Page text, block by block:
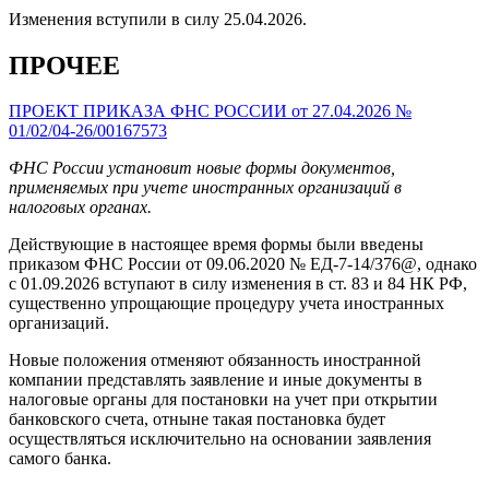
Изменения вступили в силу 25.04.2026.
ПРОЧЕЕ
ПРОЕКТ ПРИКАЗА ФНС РОССИИ от 27.04.2026 №
01/02/04-26/00167573
ФНС России установит новые формы документов,
применяемых при учете иностранных организаций в
налоговых органах.
Действующие в настоящее время формы были введены
приказом ФНС России от 09.06.2020 № ЕД-7-14/376@, однако
с 01.09.2026 вступают в силу изменения в ст. 83 и 84 НК РФ,
существенно упрощающие процедуру учета иностранных
организаций.
Новые положения отменяют обязанность иностранной
компании представлять заявление и иные документы в
налоговые органы для постановки на учет при открытии
банковского счета, отныне такая постановка будет
осуществляться исключительно на основании заявления
самого банка.